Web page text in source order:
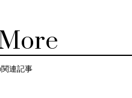
連記事